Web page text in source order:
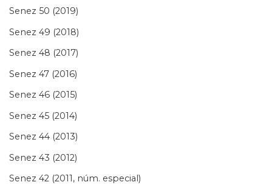
Senez 50 (2019)
Senez 49 (2018)
Senez 48 (2017)
Senez 47 (2016)
Senez 46 (2015)
Senez 45 (2014)
Senez 44 (2013)
Senez 43 (2012)
Senez 42 (2011, núm. especial)